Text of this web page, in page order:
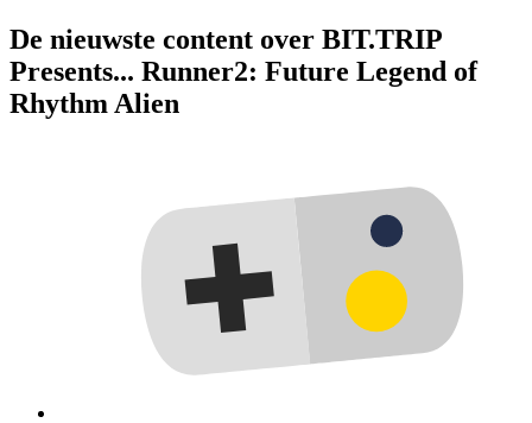
De nieuwste content over BIT.TRIP
Presents... Runner2: Future Legend of
Rhythm Alien